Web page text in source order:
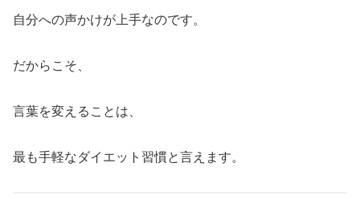
自分への声かけが上手なのです。
だからこそ、
言葉を変えることは、
最も手軽なダイエット習慣と言えます。